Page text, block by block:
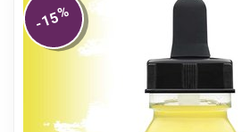
-15%